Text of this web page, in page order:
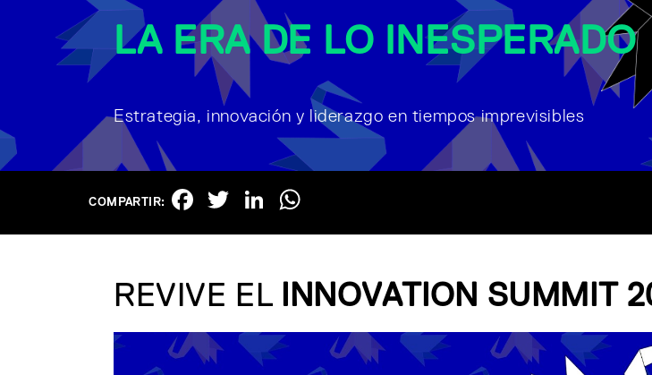
LA ERA DE LO INESPERADO
Estrategia, innovación y liderazgo en tiempos imprevisibles
COMPARTIR: Facebook
TwitterLinkedIn
REVIVE EL INNOVATION SUMMIT